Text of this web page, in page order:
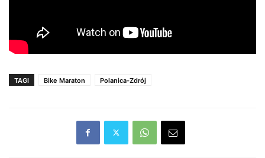
TAGI Bike Maraton Polanica-Zdrój